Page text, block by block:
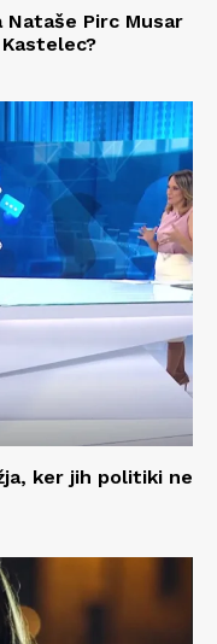
Nataše Pirc Musar
ker jih politiki ne